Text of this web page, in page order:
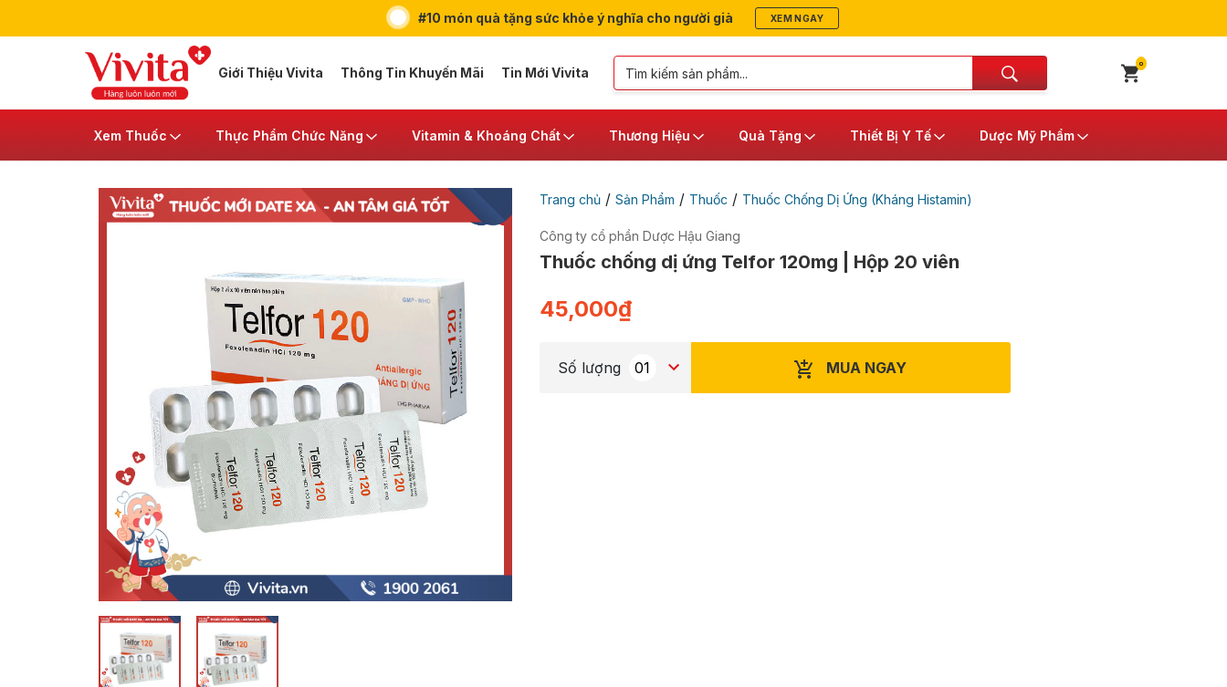
#10 món quà tặng sức khỏe ý nghĩa cho người già XEM NGAY
Giới Thiệu Vivita Thông Tin Khuyến Mãi Tin Mới Vivita
0
Xem Thuốc Thực Phẩm Chức Năng Vitamin & Khoáng Chất Thương Hiệu Quà Tặng Thiết Bị Y Tế Dược Mỹ Phẩm
Trang chủ/ Sản Phẩm / Thuốc / Thuốc Chống Dị Ứng (Kháng Histamin)
Công ty cổ phần Dược Hậu Giang
Thuốc chống dị ứng Telfor 120mg | Hộp 20 viên
45,000₫
Số lượng MUA NGAY